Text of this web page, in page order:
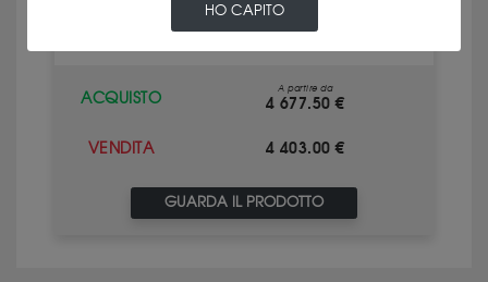
ACQUISTO
A partire da
4 677.50 €
VENDITA 4 403.00 €
GUARDA IL PRODOTTO
HO CAPITO